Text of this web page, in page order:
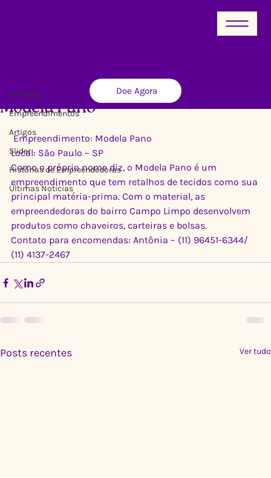
Doe Agora
All Posts
Empreendimentos
Artigos
Slider
Histórias de Empreendedoras
Últimas Notícias
Modela Pano
Ricardo Xavier 20 de fev. de 2012 1 min de leitura
Empreendimento: Modela Pano
Local: São Paulo – SP
Como o próprio nome diz, o Modela Pano é um
empreendimento que tem retalhos de tecidos como sua
principal matéria-prima. Com o material, as
empreendedoras do bairro Campo Limpo desenvolvem
produtos como chaveiros, carteiras e bolsas.
Contato para encomendas: Antônia – (11) 96451-6344/
(11) 4137-2467
Posts recentes Ver tudo